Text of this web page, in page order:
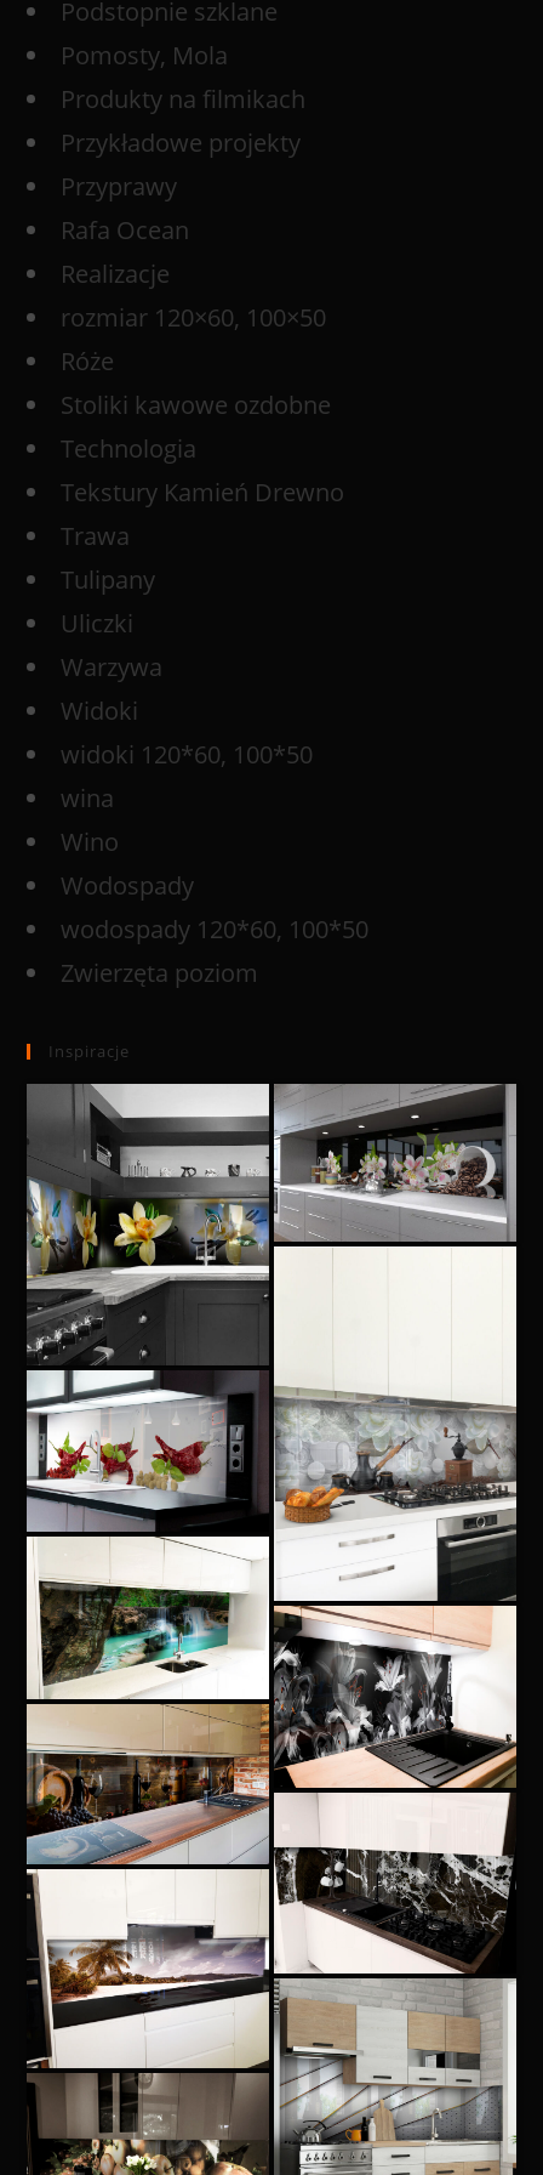
Podstopnie szklane
Pomosty, Mola
Produkty na filmikach
Przykładowe projekty
Przyprawy
Rafa Ocean
Realizacje
rozmiar 120×60, 100×50
Róże
Stoliki kawowe ozdobne
Technologia
Tekstury Kamień Drewno
Trawa
Tulipany
Uliczki
Warzywa
Widoki
widoki 120*60, 100*50
wina
Wino
Wodospady
wodospady 120*60, 100*50
Zwierzęta poziom
Inspiracje